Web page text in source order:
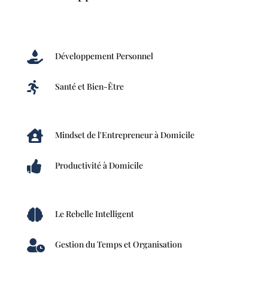
 Développement Personnel
 Santé et Bien-Être
 Mindset de l'Entrepreneur à Domicile
 Productivité à Domicile
 Le Rebelle Intelligent
 Gestion du Temps et Organisation